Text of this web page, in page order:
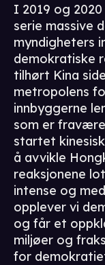
I 2019 og
serie massive
myndigheters
demokratiske
tilhørt Kina
metropolens
innbyggerne
som er
startet
å avvikle
reaksjonene
intense og
opplever vi
og får et
miljøer og
for